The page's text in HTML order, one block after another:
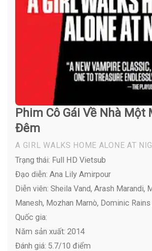
Phim Cô Gái Về Nhà Một
Đêm
A GIRL WALKS HOME ALONE AT
Trạng thái: Full HD Vietsub
Đạo diễn: Ana Lily Amirpour
Diễn viên: Sheila Vand, Arash Marandi,
Manesh, Mozhan Marnò, Dominic Rains
Quốc gia:
Năm sản xuất: 2014
Đánh giá: 5.7/10 điểm